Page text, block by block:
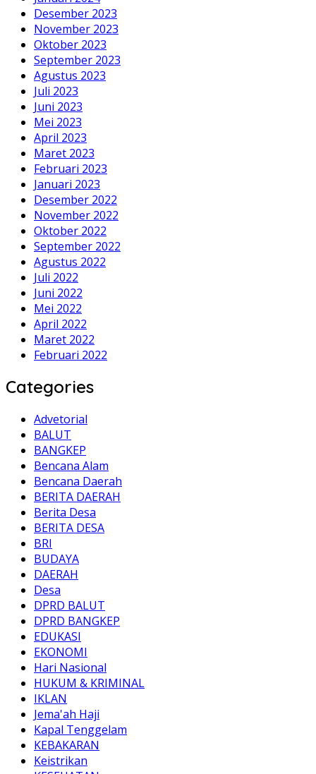
Desember 2023
November 2023
Oktober 2023
September 2023
Agustus 2023
Juli 2023
Juni 2023
Mei 2023
April 2023
Maret 2023
Februari 2023
Januari 2023
Desember 2022
November 2022
Oktober 2022
September 2022
Agustus 2022
Juli 2022
Juni 2022
Mei 2022
April 2022
Maret 2022
Februari 2022
Categories
Advetorial
BALUT
BANGKEP
Bencana Alam
Bencana Daerah
BERITA DAERAH
Berita Desa
BERITA DESA
BRI
BUDAYA
DAERAH
Desa
DPRD BALUT
DPRD BANGKEP
EDUKASI
EKONOMI
Hari Nasional
HUKUM & KRIMINAL
IKLAN
Jema'ah Haji
Kapal Tenggelam
KEBAKARAN
Keistrikan